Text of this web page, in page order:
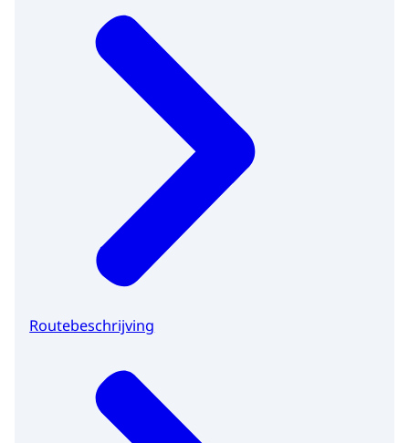
Routebeschrijving